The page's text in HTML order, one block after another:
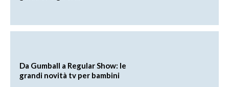
Da Gumball a Regular Show: le
grandi novità tv per bambini